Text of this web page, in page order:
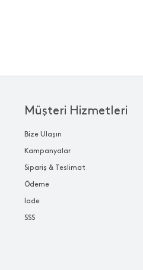
Müşteri Hizmetleri
Bize Ulaşın
Kampanyalar
Sipariş & Teslimat
Ödeme
İade
SSS